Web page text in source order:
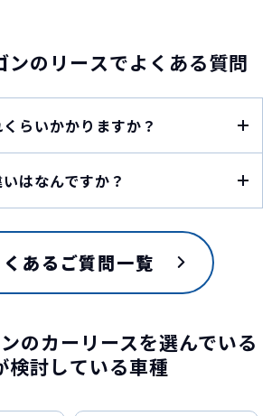
ンのリースでよくある質問
らいかかりますか？
はなんですか？
くあるご質問一覧
のカーリースを選んでいる
検討している車種